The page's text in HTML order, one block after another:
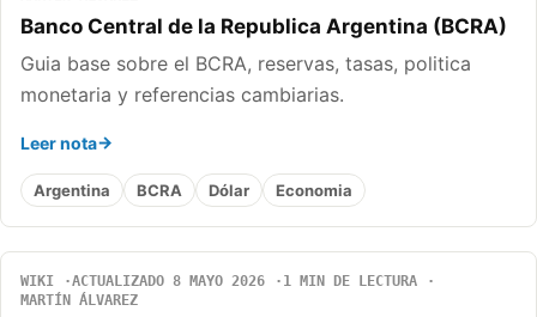
Banco Central de la Republica Argentina (BCRA)
Guia base sobre el BCRA, reservas, tasas, politica
monetaria y referencias cambiarias.
Leer nota
Argentina BCRA Dólar Economia
WIKI ACTUALIZADO 8 MAYO 2026
1 MIN DE LECTURA
MARTÍN ÁLVAREZ